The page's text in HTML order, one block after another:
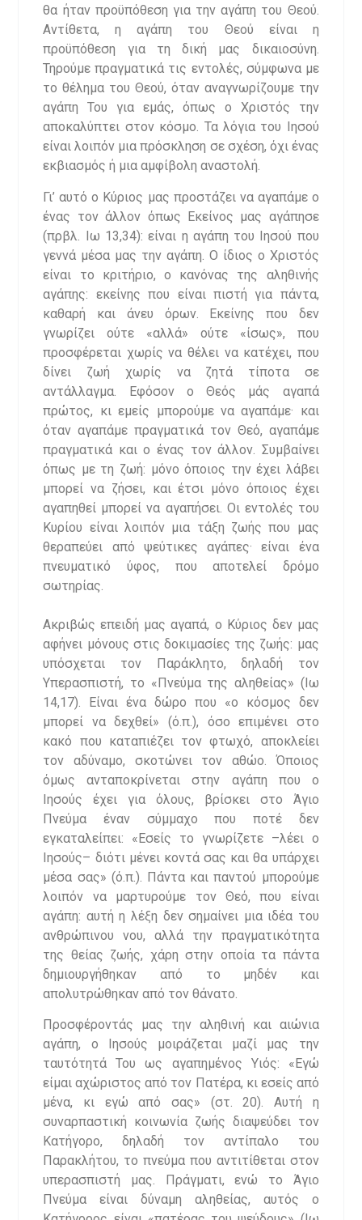
θα ήταν προϋπόθεση για την αγάπη του Θεού.
Αντίθετα, η αγάπη του Θεού είναι η
προϋπόθεση για τη δική μας δικαιοσύνη.
Τηρούμε πραγματικά τις εντολές, σύμφωνα με
το θέλημα του Θεού, όταν αναγνωρίζουμε την
αγάπη Του για εμάς, όπως ο Χριστός την
αποκαλύπτει στον κόσμο. Τα λόγια του Ιησού
είναι λοιπόν μια πρόσκληση σε σχέση, όχι ένας
εκβιασμός ή μια αμφίβολη αναστολή.
Γι’ αυτό ο Κύριος μας προστάζει να αγαπάμε ο
ένας τον άλλον όπως Εκείνος μας αγάπησε
(πρβλ. Ιω 13,34): είναι η αγάπη του Ιησού που
γεννά μέσα μας την αγάπη. Ο ίδιος ο Χριστός
είναι το κριτήριο, ο κανόνας της αληθινής
αγάπης: εκείνης που είναι πιστή για πάντα,
καθαρή και άνευ όρων. Εκείνης που δεν
γνωρίζει ούτε «αλλά» ούτε «ίσως», που
προσφέρεται χωρίς να θέλει να κατέχει, που
δίνει ζωή χωρίς να ζητά τίποτα σε
αντάλλαγμα. Εφόσον ο Θεός μάς αγαπά
πρώτος, κι εμείς μπορούμε να αγαπάμε· και
όταν αγαπάμε πραγματικά τον Θεό, αγαπάμε
πραγματικά και ο ένας τον άλλον. Συμβαίνει
όπως με τη ζωή: μόνο όποιος την έχει λάβει
μπορεί να ζήσει, και έτσι μόνο όποιος έχει
αγαπηθεί μπορεί να αγαπήσει. Οι εντολές του
Κυρίου είναι λοιπόν μια τάξη ζωής που μας
θεραπεύει από ψεύτικες αγάπες· είναι ένα
πνευματικό ύφος, που αποτελεί δρόμο
σωτηρίας.
Ακριβώς επειδή μας αγαπά, ο Κύριος δεν μας
αφήνει μόνους στις δοκιμασίες της ζωής: μας
υπόσχεται τον Παράκλητο, δηλαδή τον
Υπερασπιστή, το «Πνεύμα της αληθείας» (Ιω
14,17). Είναι ένα δώρο που «ο κόσμος δεν
μπορεί να δεχθεί» (ό.π.), όσο επιμένει στο
κακό που καταπιέζει τον φτωχό, αποκλείει
τον αδύναμο, σκοτώνει τον αθώο. Όποιος
όμως ανταποκρίνεται στην αγάπη που ο
Ιησούς έχει για όλους, βρίσκει στο Άγιο
Πνεύμα έναν σύμμαχο που ποτέ δεν
εγκαταλείπει: «Εσείς το γνωρίζετε –λέει ο
Ιησούς– διότι μένει κοντά σας και θα υπάρχει
μέσα σας» (ό.π.). Πάντα και παντού μπορούμε
λοιπόν να μαρτυρούμε τον Θεό, που είναι
αγάπη: αυτή η λέξη δεν σημαίνει μια ιδέα του
ανθρώπινου νου, αλλά την πραγματικότητα
της θείας ζωής, χάρη στην οποία τα πάντα
δημιουργήθηκαν από το μηδέν και
απολυτρώθηκαν από τον θάνατο.
Προσφέροντάς μας την αληθινή και αιώνια
αγάπη, ο Ιησούς μοιράζεται μαζί μας την
ταυτότητά Του ως αγαπημένος Υιός: «Εγώ
είμαι αχώριστος από τον Πατέρα, κι εσείς από
μένα, κι εγώ από σας» (στ. 20). Αυτή η
συναρπαστική κοινωνία ζωής διαψεύδει τον
Κατήγορο, δηλαδή τον αντίπαλο του
Παρακλήτου, το πνεύμα που αντιτίθεται στον
υπερασπιστή μας. Πράγματι, ενώ το Άγιο
Πνεύμα είναι δύναμη αληθείας, αυτός ο